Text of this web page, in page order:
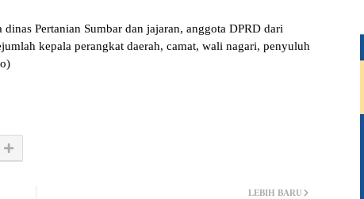
Pertanian Sumbar dan jajaran, anggota DPRD dari
kepala perangkat daerah, camat, wali nagari, penyuluh
LEBIH BARU